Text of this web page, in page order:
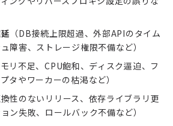
（DB接続上限超過、外部APIのタイム
障害、ストレージ権限不備など）
モリ不足、CPU飽和、ディスク逼迫、フ
タやワーカーの枯渇など）
換性のないリリース、依存ライブラリ更
ン失敗、ロールバック不備など）